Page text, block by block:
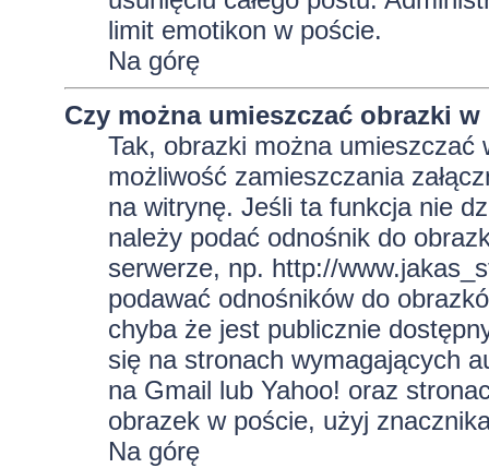
limit emotikon w poście.
Na górę
Czy można umieszczać obrazki
Tak, obrazki można umieszczać
możliwość zamieszczania
na witrynę. Jeśli ta funkcja nie
należy podać odnośnik do
serwerze, np. http://
podawać odnośników do
chyba że jest publicznie
się na stronach wymagających
na Gmail lub Yahoo! oraz
obrazek w poście, użyj
Na górę